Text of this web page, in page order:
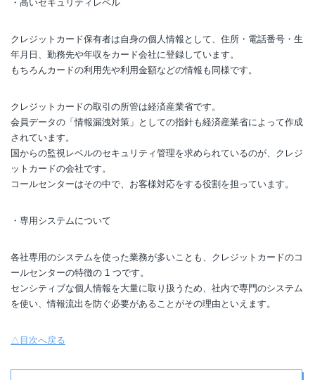
・高いセキュリティレベル
クレジットカード保有者は自身の個人情報として、住所・電話番号・生
年月日、勤務先や年収をカード会社に登録しています。
もちろんカードの利用先や利用金額などの情報も同様です。
クレジットカードの取引の所管は経済産業省です。
会員データの「情報漏洩対策」としての指針も経済産業省によって作成
されています。
国からの監視レベルのセキュリティ管理を求められているのが、クレジ
ットカードの会社です。
コールセンターはその中で、お客様対応をする役割を担っています。
・専用システムについて
各社専用のシステムを使った業務が多いことも、クレジットカードのコ
ールセンターの特徴の 1 つです。
センシティブな個人情報を大量に取り扱うため、社内で専門のシステム
を使い、情報流出を防ぐ必要があることがその理由といえます。
△目次へ戻る